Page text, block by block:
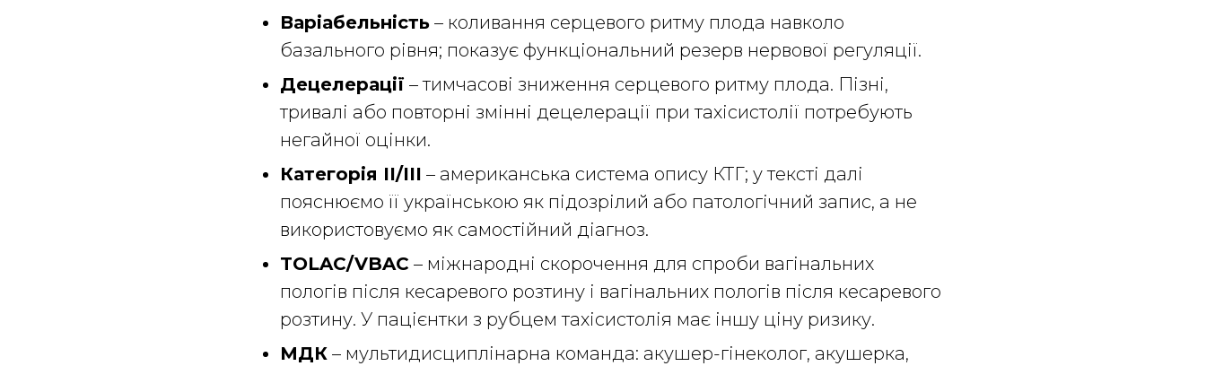
Варіабельність – коливання серцевого ритму плода навколо
базального рівня; показує функціональний резерв нервової регуляції.
Децелерації – тимчасові зниження серцевого ритму плода. Пізні,
тривалі або повторні змінні децелерації при тахісистолії потребують
негайної оцінки.
Категорія II/III – американська система опису КТГ; у тексті далі
пояснюємо її українською як підозрілий або патологічний запис, а не
використовуємо як самостійний діагноз.
TOLAC/VBAC – міжнародні скорочення для спроби вагінальних
пологів після кесаревого розтину і вагінальних пологів після кесаревого
розтину. У пацієнтки з рубцем тахісистолія має іншу ціну ризику.
МДК – мультидисциплінарна команда: акушер-гінеколог, акушерка,